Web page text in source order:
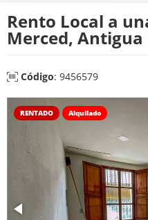
Rento Local a
Merced,
Código: 9456579
RENTADO Alquilado